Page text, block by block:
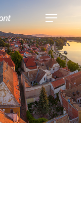
Navigáció
kinyitása